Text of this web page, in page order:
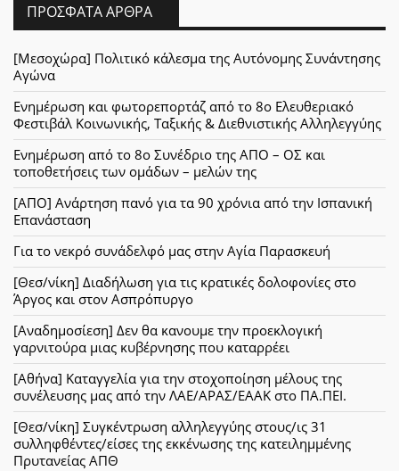
ΠΡΌΣΦΑΤΑ ΆΡΘΡΑ
[Μεσοχώρα] Πολιτικό κάλεσμα της Αυτόνομης Συνάντησης
Αγώνα
Ενημέρωση και φωτορεπορτάζ από το 8ο Ελευθεριακό
Φεστιβάλ Κοινωνικής, Ταξικής & Διεθνιστικής Αλληλεγγύης
Ενημέρωση από το 8ο Συνέδριο της ΑΠΟ – ΟΣ και
τοποθετήσεις των ομάδων – μελών της
[ΑΠΟ] Ανάρτηση πανό για τα 90 χρόνια από την Ισπανική
Επανάσταση
Για το νεκρό συνάδελφό μας στην Αγία Παρασκευή
[Θεσ/νίκη] Διαδήλωση για τις κρατικές δολοφονίες στο
Άργος και στον Ασπρόπυργο
[Αναδημοσίεση] Δεν θα κανουμε την προεκλογική
γαρνιτούρα μιας κυβέρνησης που καταρρέει
[Αθήνα] Καταγγελία για την στοχοποίηση μέλους της
συνέλευσης μας από την ΛΑΕ/ΑΡΑΣ/ΕΑΑΚ στο ΠΑ.ΠΕΙ.
[Θεσ/νίκη] Συγκέντρωση αλληλεγγύης στους/ις 31
συλληφθέντες/είσες της εκκένωσης της κατειλημμένης
Πρυτανείας ΑΠΘ